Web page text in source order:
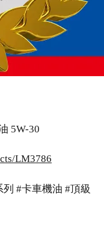
5W-30
LM3786
#卡車機油 #頂級